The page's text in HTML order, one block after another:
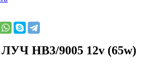
ЛУЧ НВ3/9005 12v (65w)